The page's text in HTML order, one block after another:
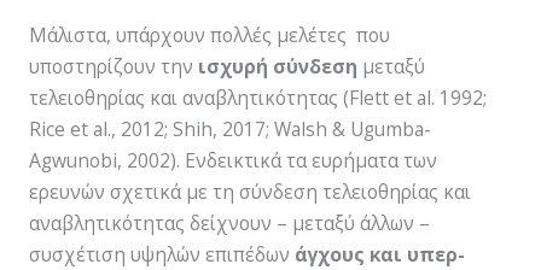
Μάλιστα, υπάρχουν πολλές μελέτες που
υποστηρίζουν την ισχυρή σύνδεση μεταξύ
τελειοθηρίας και αναβλητικότητας (Flett et al. 1992;
Rice et al., 2012; Shih, 2017; Walsh & Ugumba-
Agwunobi, 2002). Ενδεικτικά τα ευρήματα των
ερευνών σχετικά με τη σύνδεση τελειοθηρίας και
αναβλητικότητας δείχνουν – μεταξύ άλλων –
συσχέτιση υψηλών επιπέδων άγχους και υπερ-